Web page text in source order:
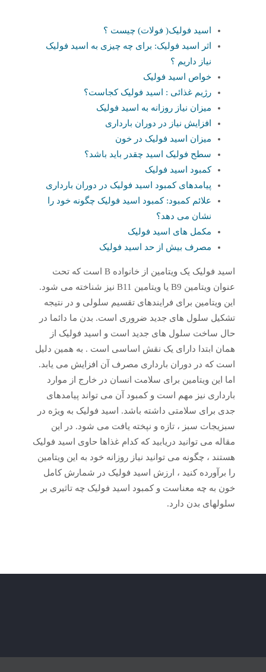
اسید فولیک( فولات) چیست ؟
اثر اسید فولیک: برای چه چیزی به اسید فولیک
نیاز داریم ؟
خواص اسید فولیک
رژیم غذائی : اسید فولیک کجاست؟
میزان نیاز روزانه به اسید فولیک
افزایش نیاز در دوران بارداری
میزان اسید فولیک در خون
سطح فولیک اسید چقدر باید باشد؟
کمبود اسید فولیک
پیامدهای کمبود اسید فولیک در دوران بارداری
علائم کمبود: کمبود اسید فولیک چگونه خود را
نشان می دهد؟
مکمل های اسید فولیک
مصرف بیش از حد اسید فولیک
اسید فولیک یک ویتامین از خانواده B است که تحت
عنوان ویتامین B9 یا ویتامین B11 نیز شناخته می شود.
این ویتامین برای فرایندهای تقسیم سلولی و در نتیجه
تشکیل سلول های جدید ضروری است. بدن ما دائما در
حال ساخت سلول های جدید است و اسید فولیک از
همان ابتدا دارای یک نقش اساسی است . به همین دلیل
است که در دوران بارداری مصرف آن افزایش می یابد.
اما این ویتامین برای سلامت انسان در خارج از موارد
بارداری نیز مهم است و کمبود آن می تواند پیامدهای
جدی برای سلامتی داشته باشد. اسید فولیک به ویژه در
سبزیجات سبز ، تازه و نپخته یافت می شود. در این
مقاله می توانید دریابید که کدام غذاها حاوی اسید فولیک
هستند ، چگونه می توانید نیاز روزانه خود به این ویتامین
را برآورده کنید ، ارزش اسید فولیک در شمارش کامل
خون به چه معناست و کمبود اسید فولیک چه تاثیری بر
سلولهای بدن دارد.